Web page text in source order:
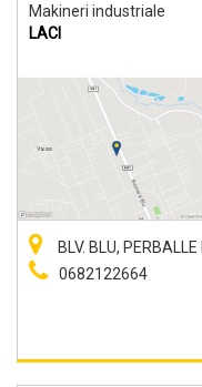
Makineri industriale
LACI
BLV. BLU,
0682122664